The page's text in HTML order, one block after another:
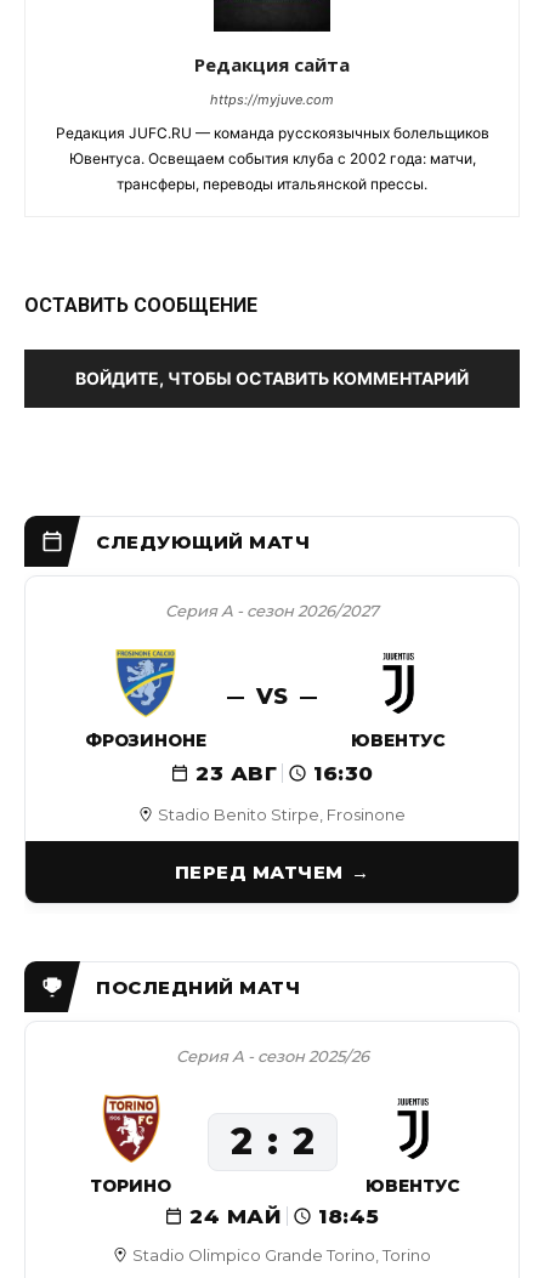
Редакция сайта
https://myjuve.com
Редакция JUFC.RU — команда русскоязычных болельщиков
Ювентуса. Освещаем события клуба с 2002 года: матчи,
трансферы, переводы итальянской прессы.
ОСТАВИТЬ СООБЩЕНИЕ
ВОЙДИТЕ, ЧТОБЫ ОСТАВИТЬ КОММЕНТАРИЙ
Stadio Benito Stirpe, Frosinone
Серия А - сезон 2026/2027
ФРОЗИНОНЕ
VS
ЮВЕНТУС
23 АВГ 16:30
ПЕРЕД МАТЧЕМ
Stadio Olimpico Grande Torino, Torino
Серия А - сезон 2025/26
24 МАЙ 18:45
ТОРИНО
2 2
ЮВЕНТУС